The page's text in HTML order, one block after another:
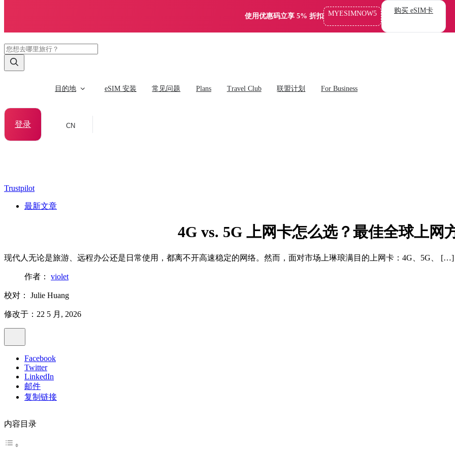
使用优惠码立享 5% 折扣 MYESIMNOW5 购买 eSIM卡
目的地 eSIM 安装 常见问题 Plans Travel Club 联盟计划 For Business
登录 CN
Trustpilot
最新文章
4G vs. 5G 上网卡怎么选？最佳全球上网
现代人无论是旅游、远程办公还是日常使用，都离不开高速稳定的网络。然而，面对市场上琳琅满目的上网卡：4G、5G、 […]
作者： violet
校对： Julie Huang
修改于：22 5 月, 2026
Facebook
Twitter
LinkedIn
邮件
复制链接
内容目录